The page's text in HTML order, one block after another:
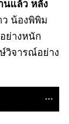
นแล้ว หลัง
ว น้องพิพิม
ย่างหนัก
วิจารณ์อย่าง